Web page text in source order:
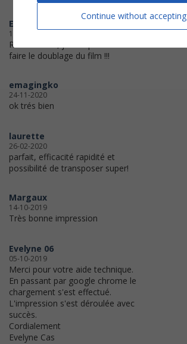
EmelPuck
19-01-2021
Rien à redire, j'ai l'impression de
faire le doublage du film !!!
emagingko
24-11-2020
ok trés bien
laurette
26-02-2020
parfait, efficacité rapidité et
possibilité de transposer super!
Margaux
14-10-2019
Très bonne impression
Evelyne 06
05-10-2019
Merci pour votre aide technique.
En passant par google chrome le
chargement s'est effectué.
L'impression s'est déroulée avec
succès.
Cordialement
Evelyne Cas
Continue without accepting